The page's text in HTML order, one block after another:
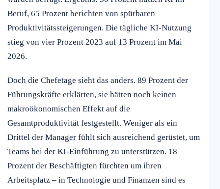
Beruf, 65 Prozent berichten von spürbaren
Produktivitätssteigerungen. Die tägliche KI-Nutzung
stieg von vier Prozent 2023 auf 13 Prozent im Mai
2026.
Doch die Chefetage sieht das anders. 89 Prozent der
Führungskräfte erklärten, sie hätten noch keinen
makroökonomischen Effekt auf die
Gesamtproduktivität festgestellt. Weniger als ein
Drittel der Manager fühlt sich ausreichend gerüstet, um
Teams bei der KI-Einführung zu unterstützen. 18
Prozent der Beschäftigten fürchten um ihren
Arbeitsplatz – in Technologie und Finanzen sind es